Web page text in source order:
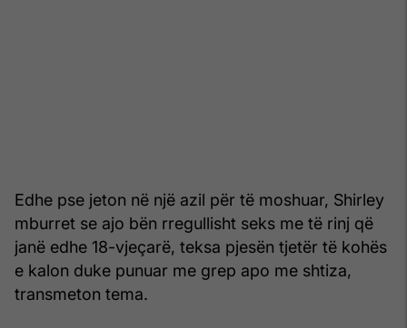
Edhe pse jeton në një azil për të moshuar, Shirley
mburret se ajo bën rregullisht seks me të rinj që
janë edhe 18-vjeçarë, teksa pjesën tjetër të kohës
e kalon duke punuar me grep apo me shtiza,
transmeton tema.